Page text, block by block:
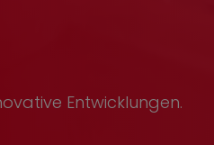
Entwicklungen.